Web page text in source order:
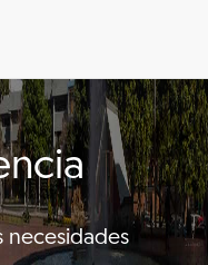
necesidades